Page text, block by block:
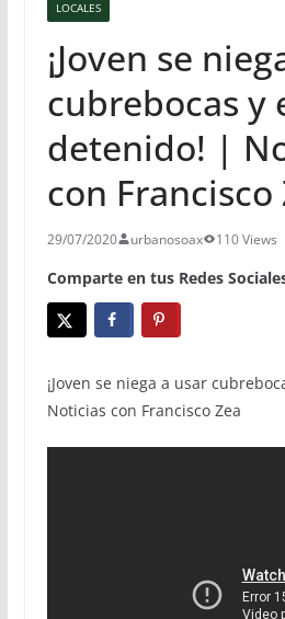
LOCALES
¡Joven se
cubrebocas y
detenido! |
con Francisco
29/07/2020 urbanosoax 110 Views
Comparte en tus Redes
¡Joven se niega a usar
Noticias con Francisco Zea